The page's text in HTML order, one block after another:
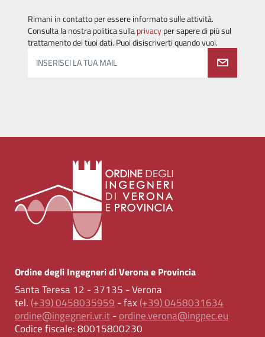
Rimani in contatto per essere informato sulle attività.
Consulta la nostra politica sullaprivacyper sapere di più sul
trattamento dei tuoi dati. Puoi disiscriverti quando vuoi.
INSERISCI LA TUA MAIL
Ordine degli Ingegneri di Verona e Provincia
Santa Teresa 12 - 37135 - Verona
tel. (+39) 0458035959 - fax (+39) 0458031634
ordine@ingegneri.vr.it-ordine.verona@ingpec.eu
Codice fiscale:80015800230